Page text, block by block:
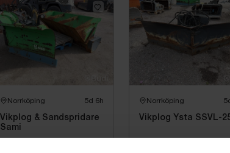
Norrköping 5d 6h
Vikplog & Sandspridare
Sami
Norrköping
Vikplog Ysta SSVL-